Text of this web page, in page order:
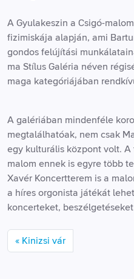
A Gyulakeszin a Csigó-
fizimiskája alapján, ami
gondos felújítási
ma Stílus Galéria néven
maga kategóriájában
A galériában mindenféle
megtalálhatóak, nem csak
egy kulturális központ volt.
malom ennek is egyre több
Xavér Koncertterem is a
a híres orgonista játékát
koncerteket,
Kinizsi vár